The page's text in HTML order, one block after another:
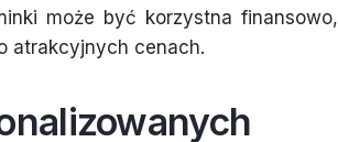
może być korzystna finansowo,
atrakcyjnych cenach.